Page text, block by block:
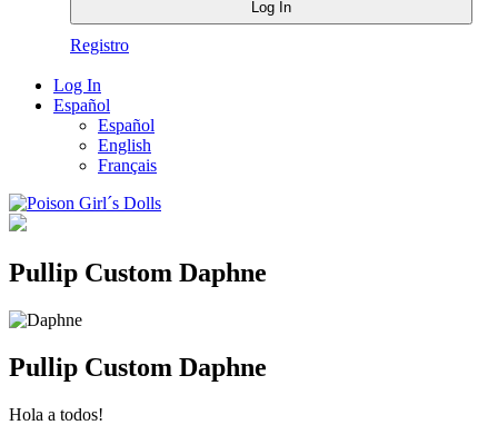
Registro
Log In
Español
Español
English
Français
Pullip Custom Daphne
Pullip Custom Daphne
Hola a todos!